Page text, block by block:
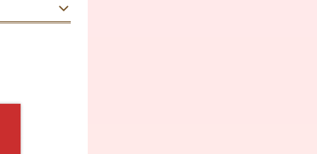
、水の流れ
に気をつ
ます。
します。